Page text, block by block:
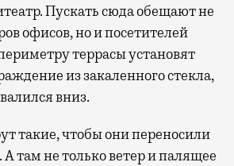
Пускать сюда обещают не
офисов, но и посетителей
террасы установят
из закаленного стекла,
вниз.
такие, чтобы они переносили
там не только ветер и палящее